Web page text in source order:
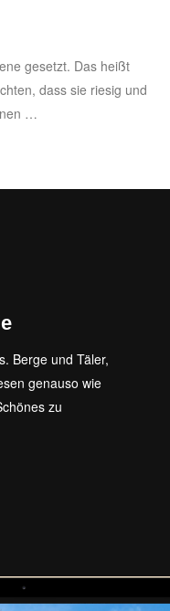
gesetzt. Das heißt
dass sie riesig und
…
Berge und Täler,
genauso wie
zu